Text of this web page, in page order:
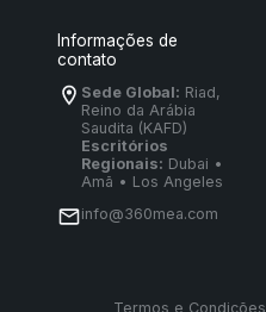
Informações de
contato
Sede Global: Riad,
Reino da Arábia
Saudita (KAFD)
Escritórios
Regionais: Dubai •
Amã • Los Angeles
info@360mea.com
Termos e Condições